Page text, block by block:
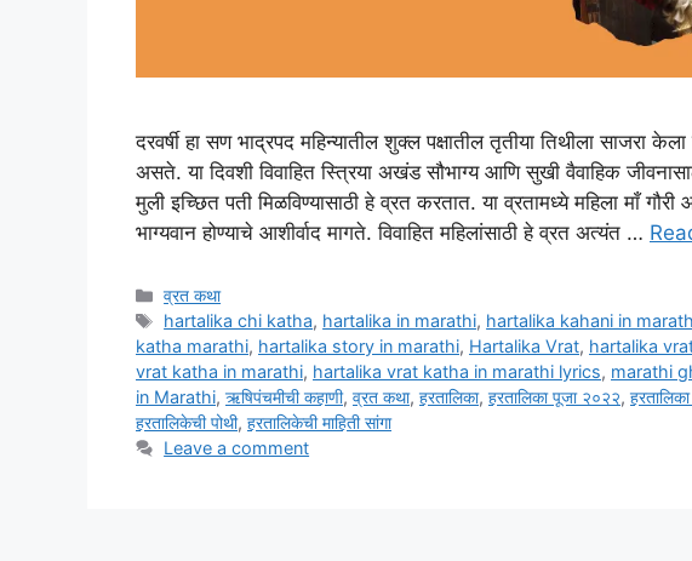
दरवर्षी हा सण भाद्रपद महिन्यातील शुक्ल पक्षातील तृतीया तिथीला साजरा
असते. या दिवशी विवाहित स्त्रिया अखंड सौभाग्य आणि सुखी वैवाहिक
मुली इच्छित पती मिळविण्यासाठी हे व्रत करतात. या व्रतामध्ये महिला माँ
भाग्यवान होण्याचे आशीर्वाद मागते. विवाहित महिलांसाठी हे व्रत अत्यंत …
Categories
व्रत कथा
Tags
hartalika chi katha, hartalika in marathi, hartalika kahani in
katha marathi, hartalika story in marathi, Hartalika Vrat, hartalika
vrat katha in marathi, hartalika vrat katha in marathi lyrics, marathi
in Marathi, ऋषिपंचमीची कहाणी, व्रत कथा, हरतालिका, हरतालिका पूजा २०२२,
हरतालिकेची पोथी, हरतालिकेची माहिती सांगा
Leave a comment